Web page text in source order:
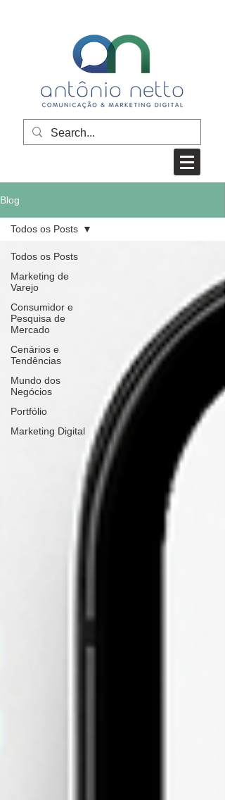
Blog
Todos os Posts
Marketing de
Varejo
Consumidor e
Pesquisa de
Mercado
Cenários e
Tendências
Mundo dos
Negócios
Portfólio
Marketing Digital
Todos os Posts